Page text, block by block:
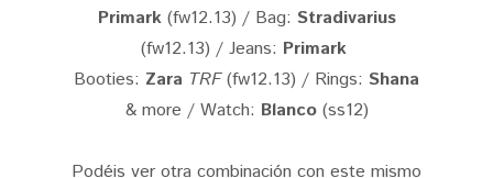
Primark(fw12.13) / Bag: Stradivarius
(fw12.13) / Jeans: Primark
Booties: Zara TRF(fw12.13) / Rings: Shana
& more / Watch: Blanco(ss12)
Podéis ver otra combinación con este mismo